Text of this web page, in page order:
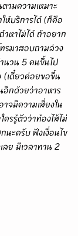
ามความเหมาะ
ห้บริการได้ (ก็คือ
หาไม่ได้ ถ้าอยาก
รมาสอบถามล่วง
นวน 5 คนขึ้นไป
(เดี๋ยวค่อยขอขึ้น
อีกด้วยว่าอาหาร
จมีความเสี่ยงใน
รรู้ตัวว่าท้องไส้ไม่
ะครับ ฟังเงื่อนไข
ลย มีเวลาทาน 2